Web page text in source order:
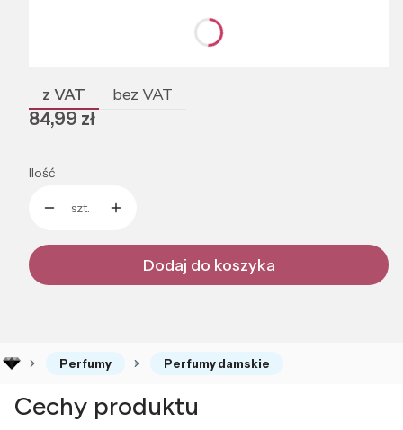
Poszczególne warianty mogą różnić się ceną
z VAT bez VAT
Cena
84,99 zł
Ilość
szt.
Dodaj do koszyka
Perfumy Perfumy damskie
Cechy produktu